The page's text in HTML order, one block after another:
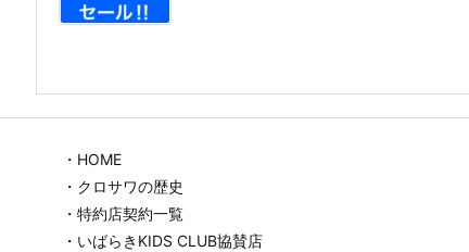
・HOME
・クロサワの歴史
・特約店契約一覧
・いばらきKIDS CLUB協賛店